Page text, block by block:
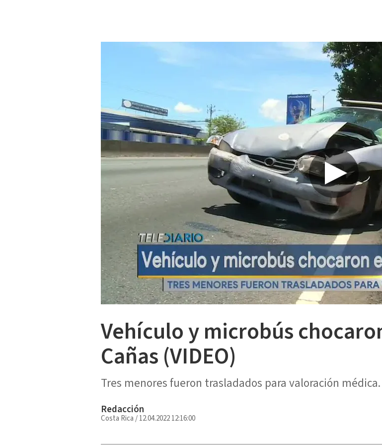
Vehículo y microbús
Cañas (VIDEO)
Tres menores fueron trasladados para valoración médica.
Redacción
Costa Rica /12.04.2022 12:16:00